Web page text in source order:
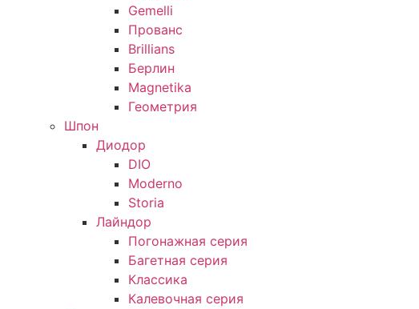
Gemelli
Прованс
Brillians
Берлин
Magnetika
Геометрия
Шпон
Диодор
DIO
Moderno
Storia
Лайндор
Погонажная серия
Багетная серия
Классика
Калевочная серия